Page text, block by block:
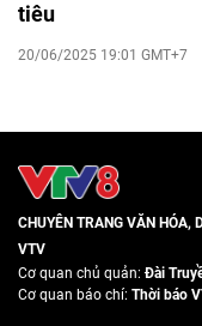
tiêu
20/06/2025 19:01 GMT+7
CHUYÊN TRANG VĂN
VTV
Cơ quan chủ quản:Đài
Cơ quan báo chí: Thời báo